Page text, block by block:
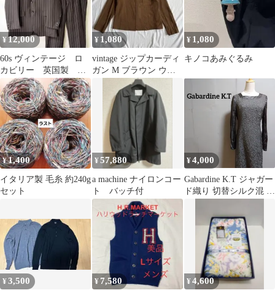
¥12,000
60s ヴィンテージ ロ
カビリー 英国製 ス
トライプ TALON サ
マーウール
¥ 1,080
vintage ジップカーディ
ガン M ブラウン ウー
ル100% ノームコア
¥ 1,080
キノコあみぐるみ
¥1,400
イタリア製 毛糸 約240g
セット
¥57,880
a machine ナイロンコー
ト バッチ付
¥4,000
Gabardine K.T ジャガー
ド織り 切替シルク混 ワ
9 AA2-15
¥3,500 ¥ 7,580 ¥4,600